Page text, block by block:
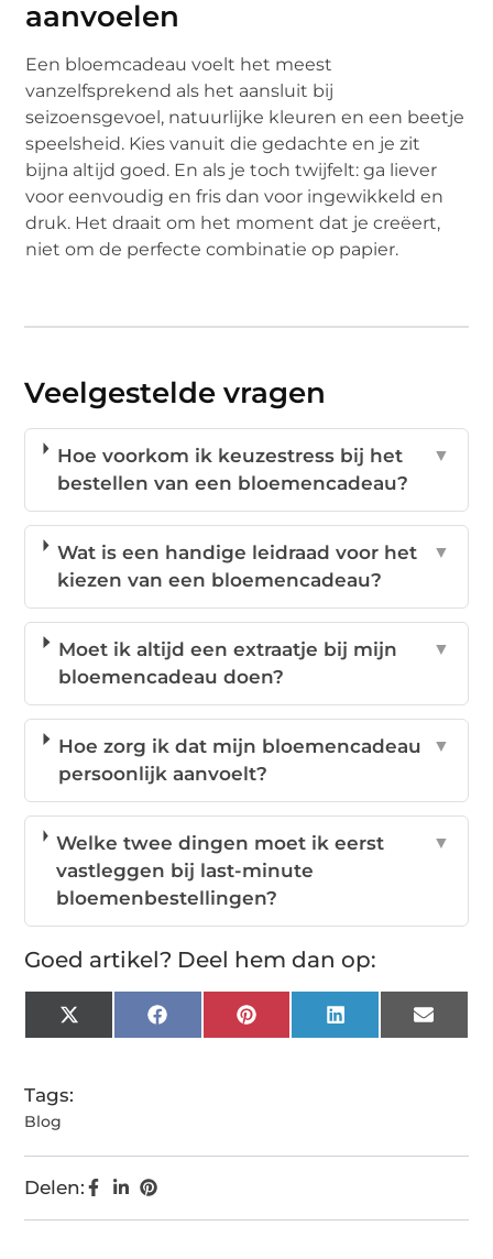
aanvoelen
Een bloemcadeau voelt het meest
vanzelfsprekend als het aansluit bij
seizoensgevoel, natuurlijke kleuren en een beetje
speelsheid. Kies vanuit die gedachte en je zit
bijna altijd goed. En als je toch twijfelt: ga liever
voor eenvoudig en fris dan voor ingewikkeld en
druk. Het draait om het moment dat je creëert,
niet om de perfecte combinatie op papier.
Veelgestelde vragen
Hoe voorkom ik keuzestress bij het
bestellen van een bloemencadeau?
▼
Wat is een handige leidraad voor het
kiezen van een bloemencadeau?
▼
Moet ik altijd een extraatje bij mijn
bloemencadeau doen?
▼
Hoe zorg ik dat mijn bloemencadeau
persoonlijk aanvoelt?
▼
Welke twee dingen moet ik eerst
vastleggen bij last-minute
bloemenbestellingen?
▼
Goed artikel? Deel hem dan op:
X
(Twitter)
FacebookPinterest LinkedIn Email
Tags:
Blog
Delen: